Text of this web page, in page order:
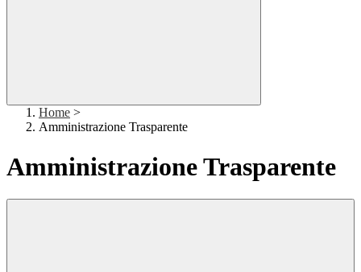
Home >
Amministrazione Trasparente
Amministrazione Trasparente